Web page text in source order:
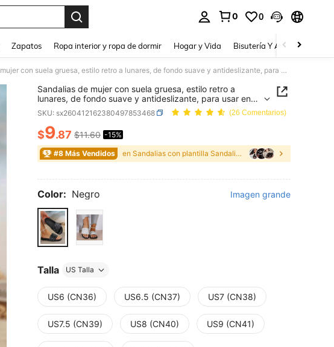
0 0
Zapatos Ropa interior y ropa de dormir Hogar y Vida Bisutería Y Accesorios
Sandalias de mujer con suela gruesa, estilo retro a lunares, de fondo suave y antideslizante, para usar en casa en verano
Sandalias de mujer con suela gruesa, estilo retro a
lunares, de fondo suave y antideslizante, para usar en
casa en verano
SKU: sx260412162380497853468 (26 Comentarios)
PRICE AND AVAILABILITY
$9.87 $11.60 -15%
#8 Más Vendidos en Sandalias con plantilla Sandalias De Mujer
Color: Negro Imagen grande
Talla US Talla
US6 (CN36) US6.5 (CN37) US7 (CN38)
US7.5 (CN39) US8 (CN40) US9 (CN41)